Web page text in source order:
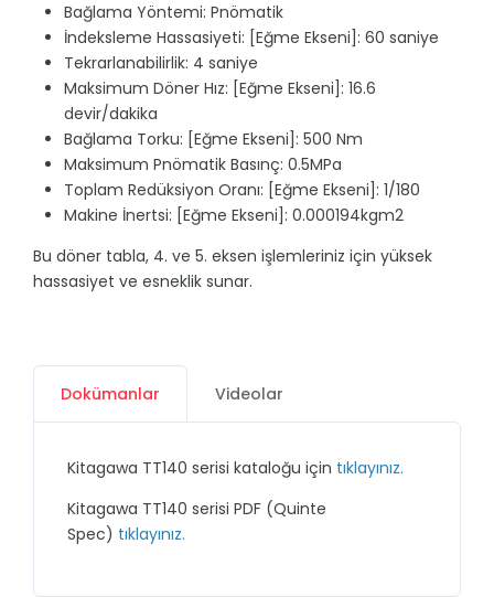
Bağlama Yöntemi: Pnömatik
İndeksleme Hassasiyeti: [Eğme Ekseni]: 60 saniye
Tekrarlanabilirlik: 4 saniye
Maksimum Döner Hız: [Eğme Ekseni]: 16.6
devir/dakika
Bağlama Torku: [Eğme Ekseni]: 500 Nm
Maksimum Pnömatik Basınç: 0.5MPa
Toplam Redüksiyon Oranı: [Eğme Ekseni]: 1/180
Makine İnertsi: [Eğme Ekseni]: 0.000194kgm2
Bu döner tabla, 4. ve 5. eksen işlemleriniz için yüksek
hassasiyet ve esneklik sunar.
Dokümanlar Videolar
Kitagawa TT140 serisi kataloğu için tıklayınız.
Kitagawa TT140 serisi PDF (Quinte
Spec) tıklayınız.